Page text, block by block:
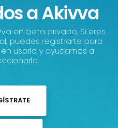
a Akivva
en beta privada. Si eres
puedes registrarte para
usarla y ayudarnos a